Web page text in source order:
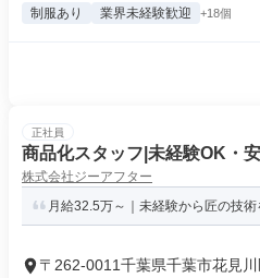
制服あり 業界未経験歓迎 +18個
正社員
商品化スタッフ|未経験OK・
株式会社ジーアフター
月給32.5万～｜未経験から匠の技
〒262-0011千葉県千葉市花見